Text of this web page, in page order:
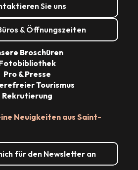
Sie uns
& Öffnungszeiten
Neuigkeiten aus Saint-
für den Newsletter an
Broschüren
Pro & Presse
Tourismus
Rekrutierung